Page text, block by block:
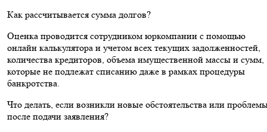
Как рассчитывается сумма долгов?
Оценка проводится сотрудником юркомпании с помощью
онлайн калькулятора и учетом всех текущих задолженностей,
количества кредиторов, объема имущественной массы и сумм,
которые не подлежат списанию даже в рамках процедуры
банкротства.
Что делать, если возникли новые обстоятельства или
после подачи заявления?